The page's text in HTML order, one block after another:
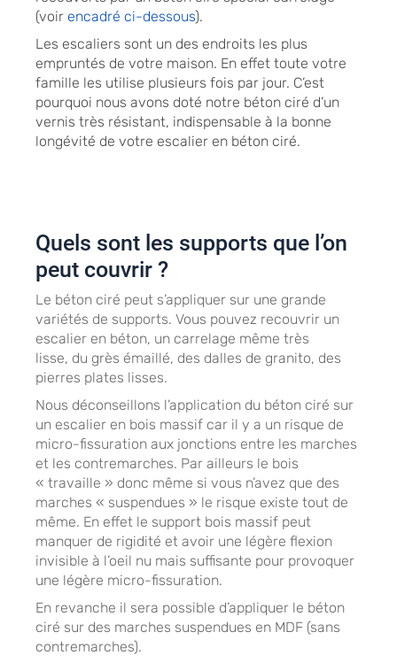
(voir encadré ci-dessous).
Les escaliers sont un des endroits les plus
empruntés de votre maison. En effet toute votre
famille les utilise plusieurs fois par jour. C’est
pourquoi nous avons doté notre béton ciré d’un
vernis très résistant, indispensable à la bonne
longévité de votre escalier en béton ciré.
Quels sont les supports que l’on
peut couvrir ?
Le béton ciré peut s’appliquer sur une grande
variétés de supports. Vous pouvez recouvrir un
escalier en béton, un carrelage même très
lisse, du grès émaillé, des dalles de granito, des
pierres plates lisses.
Nous déconseillons l’application du béton ciré sur
un escalier en bois massif car il y a un risque de
micro-fissuration aux jonctions entre les marches
et les contremarches. Par ailleurs le bois
« travaille » donc même si vous n’avez que des
marches « suspendues » le risque existe tout de
même. En effet le support bois massif peut
manquer de rigidité et avoir une légère flexion
invisible à l’oeil nu mais suffisante pour provoquer
une légère micro-fissuration.
En revanche il sera possible d’appliquer le béton
ciré sur des marches suspendues en MDF (sans
contremarches).